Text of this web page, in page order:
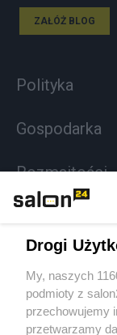
ZAŁÓŻ BLOG
Polityka
Gospodarka
Rozmaitości
Sport
Drogi
My, naszych
podmioty z
przechowujemy
przetwarzamy